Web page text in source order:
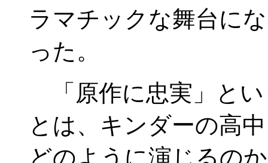
ラマチックな舞台に
った。
「原作に忠実」と
とは、キンダーの高
どのように演じるの